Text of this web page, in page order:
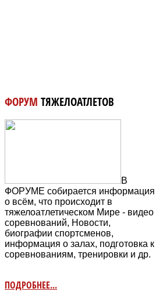
ФОРУМ ТЯЖЕЛОАТЛЕТОВ
В
ФОРУМЕ собирается информация
о всём, что происходит в
тяжелоатлетическом Мире - видео
соревнований, Новости,
биографии спортсменов,
информация о залах, подготовка к
соревнованиям, тренировки и др.
ПОДРОБНЕЕ...